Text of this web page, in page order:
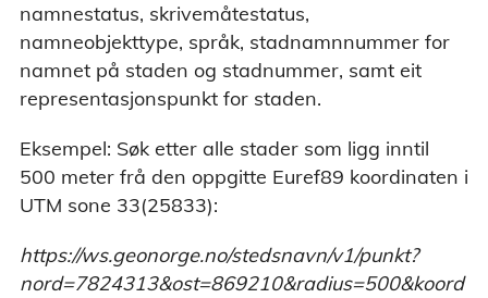
namnestatus, skrivemåtestatus,
namneobjekttype, språk, stadnamnnummer for
namnet på staden og stadnummer, samt eit
representasjonspunkt for staden.
Eksempel: Søk etter alle stader som ligg inntil
500 meter frå den oppgitte Euref89 koordinaten i
UTM sone 33(25833):
https://ws.geonorge.no/stedsnavn/v1/punkt?
nord=7824313&ost=869210&radius=500&koord